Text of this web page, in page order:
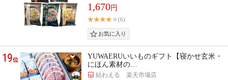
1,670円
(6)
19位
YUWAERUいいものギフト【寝かせ玄米・
にほん素材の…
結わえる 楽天市場店